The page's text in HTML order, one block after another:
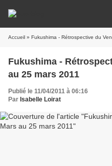
Accueil » Fukushima - Rétrospective du
Fukushima -
au 25 mars 2011
Publié le 11/04/2011 à 06:16
Par Isabelle Loirat